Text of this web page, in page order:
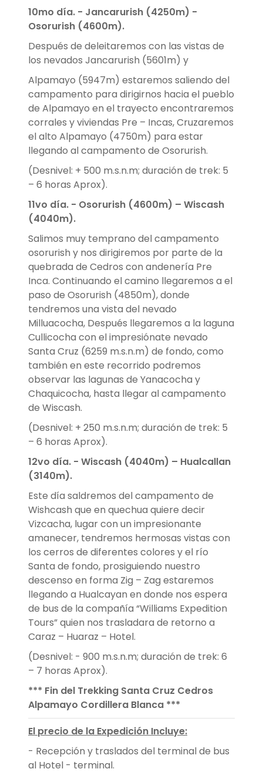
10mo día. - Jancarurish (4250m) -
Osorurish (4600m).
Después de deleitaremos con las vistas de
los nevados Jancarurish (5601m) y
Alpamayo (5947m) estaremos saliendo del
campamento para dirigirnos hacia el pueblo
de Alpamayo en el trayecto encontraremos
corrales y viviendas Pre – Incas, Cruzaremos
el alto Alpamayo (4750m) para estar
llegando al campamento de Osorurish.
(Desnivel: + 500 m.s.n.m; duración de trek: 5
– 6 horas Aprox).
11vo día. - Osorurish (4600m) – Wiscash
(4040m).
Salimos muy temprano del campamento
osorurish y nos dirigiremos por parte de la
quebrada de Cedros con andenería Pre
Inca. Continuando el camino llegaremos a el
paso de Osorurish (4850m), donde
tendremos una vista del nevado
Milluacocha, Después llegaremos a la laguna
Cullicocha con el impresiónate nevado
Santa Cruz (6259 m.s.n.m) de fondo, como
también en este recorrido podremos
observar las lagunas de Yanacocha y
Chaquicocha, hasta llegar al campamento
de Wiscash.
(Desnivel: + 250 m.s.n.m; duración de trek: 5
– 6 horas Aprox).
12vo día. - Wiscash (4040m) – Hualcallan
(3140m).
Este día saldremos del campamento de
Wishcash que en quechua quiere decir
Vizcacha, lugar con un impresionante
amanecer, tendremos hermosas vistas con
los cerros de diferentes colores y el río
Santa de fondo, prosiguiendo nuestro
descenso en forma Zig – Zag estaremos
llegando a Hualcayan en donde nos espera
de bus de la compañía “Williams Expedition
Tours” quien nos trasladara de retorno a
Caraz – Huaraz – Hotel.
(Desnivel: - 900 m.s.n.m; duración de trek: 6
– 7 horas Aprox).
*** Fin del Trekking Santa Cruz Cedros
Alpamayo Cordillera Blanca ***
El precio de la Expedición Incluye:
- Recepción y traslados del terminal de bus
al Hotel - terminal.